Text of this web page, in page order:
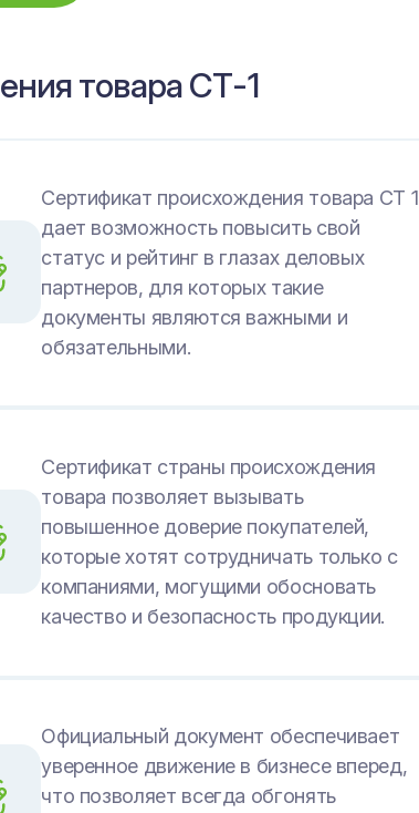
товара СТ-1
Сертификат происхождения товара СТ 1
дает возможность повысить свой
статус и рейтинг в глазах деловых
партнеров, для которых такие
документы являются важными и
обязательными.
Сертификат страны происхождения
товара позволяет вызывать
повышенное доверие покупателей,
которые хотят сотрудничать только с
компаниями, могущими обосновать
качество и безопасность продукции.
Официальный документ обеспечивает
уверенное движение в бизнесе вперед,
что позволяет всегда обгонять